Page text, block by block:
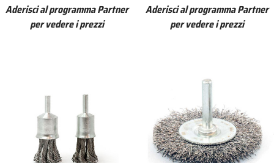
Aderisci al programma Partner
per vedere i prezzi
Aderisci al programma Partner
per vedere i prezzi